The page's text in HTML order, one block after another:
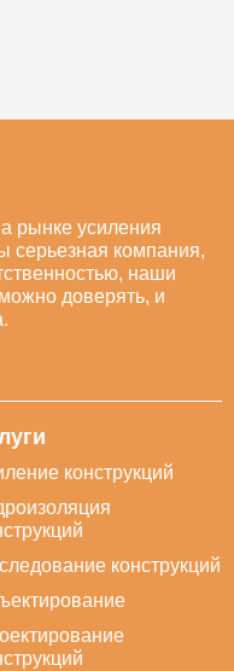
рынке усиления
серьезная компания,
наши
доверять, и
конструкций
конструкций